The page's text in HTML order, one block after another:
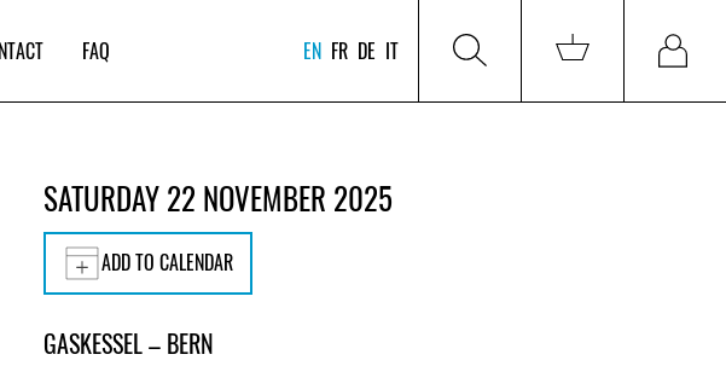
FAQ EN FR DE IT
SATURDAY 22 NOVEMBER 2025
ADD TO CALENDAR
GASKESSEL – BERN